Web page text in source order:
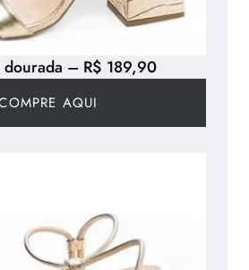
dourada – R$ 189,90
AQUI